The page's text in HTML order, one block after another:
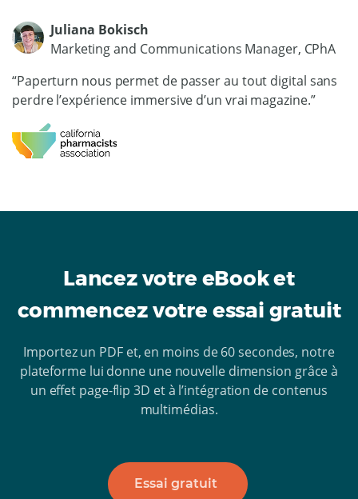
Juliana Bokisch
Marketing and Communications Manager, CPhA
“Paperturn nous permet de passer au tout digital sans
perdre l’expérience immersive d’un vrai magazine.”
Lancez votre eBook et
commencez votre essai gratuit
Importez un PDF et, en moins de 60 secondes, notre
plateforme lui donne une nouvelle dimension grâce à
un effet page-flip 3D et à l’intégration de contenus
multimédias.
Essai gratuit